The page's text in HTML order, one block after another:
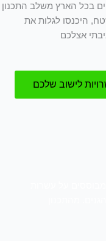
בכל הארץ משלב התכנון
היכנסו לגלות את
אצלכם
לישוב שלכם